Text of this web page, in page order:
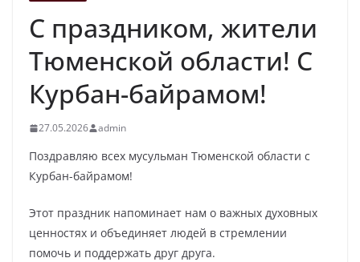
С праздником, жители
Тюменской области! С
Курбан-байрамом!
27.05.2026 admin
Поздравляю всех мусульман Тюменской области с
Курбан-байрамом!
Этот праздник напоминает нам о важных духовных
ценностях и объединяет людей в стремлении
помочь и поддержать друг друга.